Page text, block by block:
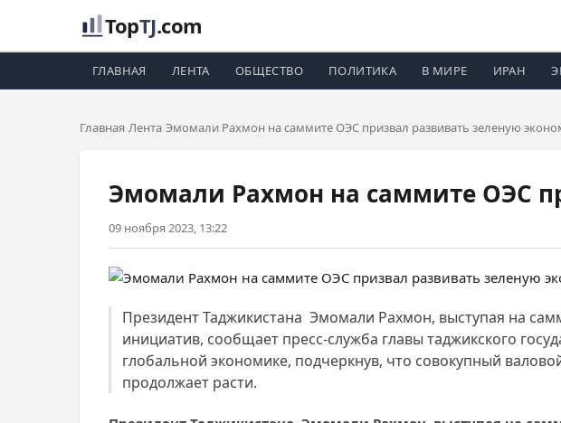
TopTJ.com
ГЛАВНАЯ ЛЕНТА ОБЩЕСТВО ПОЛИТИКА В МИРЕ ИРАН
Главная Лента Эмомали Рахмон на саммите ОЭС призвал развивать зеленую
Эмомали Рахмон на саммите ОЭС
09 ноября 2023, 13:22
Президент Таджикистана Эмомали Рахмон, выступая на
инициатив, сообщает пресс-служба главы таджикского
глобальной экономике, подчеркнув, что совокупный
продолжает расти.